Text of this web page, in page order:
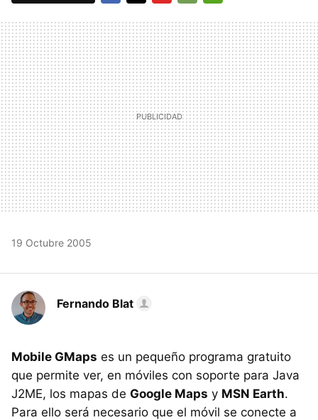
MAIL
19 Octubre 2005
Fernando Blat
Mobile GMaps es un pequeño programa gratuito
que permite ver, en móviles con soporte para Java
J2ME, los mapas de Google Maps y MSN Earth.
Para ello será necesario que el móvil se conecte a